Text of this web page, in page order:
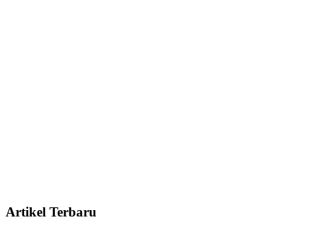
Artikel Terbaru